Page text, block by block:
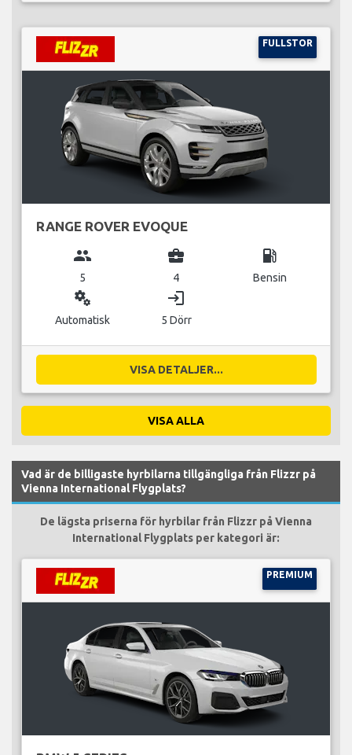
FULLSTOR
RANGE ROVER EVOQUE
group
5
business_center
4
local_gas_station
Bensin
miscellaneous_services
Automatisk
login
5 Dörr
VISA DETALJER...
VISA ALLA
Vad är de billigaste hyrbilarna tillgängliga från Flizzr på
Vienna International Flygplats?
De lägsta priserna för hyrbilar från Flizzr på Vienna
International Flygplats per kategori är:
PREMIUM